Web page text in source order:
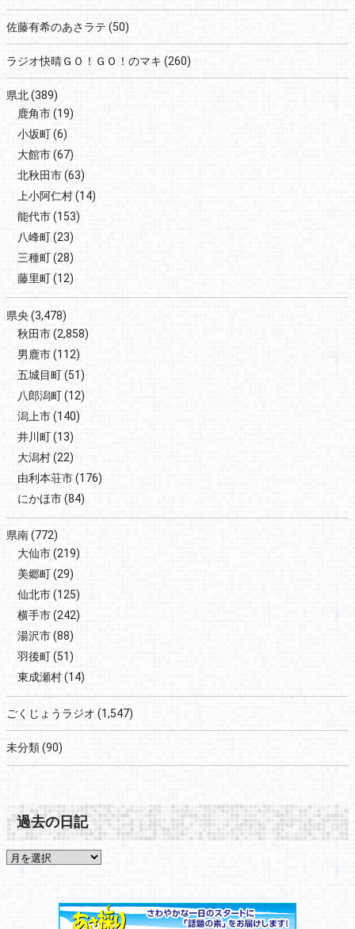
佐藤有希のあさラテ (50)
ラジオ快晴ＧＯ！ＧＯ！のマキ (260)
県北(389)
鹿角市(19)
小坂町(6)
大館市(67)
北秋田市(63)
上小阿仁村(14)
能代市(153)
八峰町(23)
三種町(28)
藤里町(12)
県央 (3,478)
秋田市(2,858)
男鹿市(112)
五城目町(51)
八郎潟町(12)
潟上市(140)
井川町(13)
大潟村(22)
由利本荘市(176)
にかほ市(84)
県南(772)
大仙市(219)
美郷町(29)
仙北市(125)
横手市(242)
湯沢市(88)
羽後町(51)
東成瀬村(14)
ごくじょうラジオ (1,547)
未分類(90)
過去の日記